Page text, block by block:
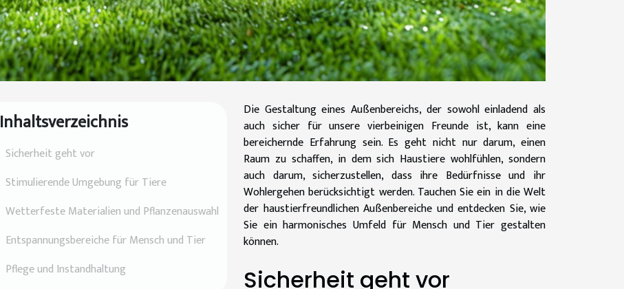
Inhaltsverzeichnis
Sicherheit geht vor
Stimulierende Umgebung für Tiere
Wetterfeste Materialien und Pflanzenauswahl
Entspannungsbereiche für Mensch und Tier
Pflege und Instandhaltung
Die Gestaltung eines Außenbereichs, der sowohl einladend als
auch sicher für unsere vierbeinigen Freunde ist, kann eine
bereichernde Erfahrung sein. Es geht nicht nur darum, einen
Raum zu schaffen, in dem sich Haustiere wohlfühlen, sondern
auch darum, sicherzustellen, dass ihre Bedürfnisse und ihr
Wohlergehen berücksichtigt werden. Tauchen Sie ein in die Welt
der haustierfreundlichen Außenbereiche und entdecken Sie, wie
Sie ein harmonisches Umfeld für Mensch und Tier gestalten
können.
Sicherheit geht vor